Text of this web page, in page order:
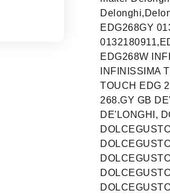
EDG268GY
EDG268W
INFINISSIMA
TOUCH EDG
268.GY GB
DE'LONGHI,